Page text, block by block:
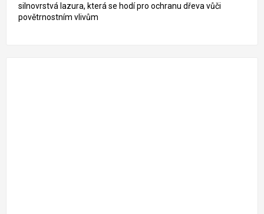
silnovrstvá lazura, která se hodí pro ochranu dřeva vůči
povětrnostním vlivům